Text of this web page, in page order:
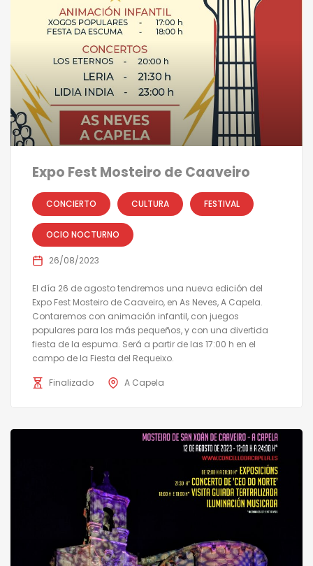
Expo Fest Mosteiro de Caaveiro
CONCIERTO CULTURA FESTIVAL
OCIO NOCTURNO
26/08/2023
El día 26 de agosto tendremos una nueva edición del
Expo Fest Mosteiro de Caaveiro, en As Neves, A Capela.
Contaremos con animación infantil, con juegos
populares para los más pequeños, y con una divertida
fiesta de la espuma. Será a partir de las 17:00 h en el
campo de la Fiesta del Requeixo.
Finalizado A Capela